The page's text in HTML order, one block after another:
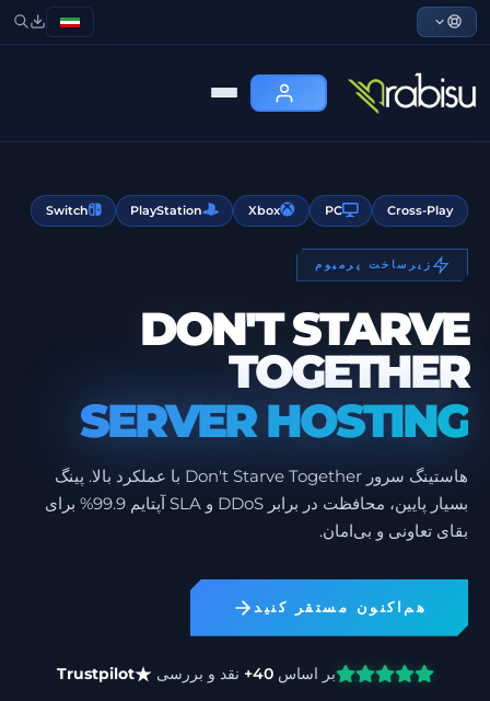
Cross-Play
PC
Xbox
PlayStation
Switch
زیرساخت پرمیوم
DON'T STARVE
TOGETHER
SERVER HOSTING
هاستینگ سرور Don't Starve Together با عملکرد بالا. پینگ
بسیار پایین، محافظت در برابر DDoS و SLA آپتایم 99.9% برای
بقای تعاونی و بی‌امان.
هم‌اکنون مستقر کنید
بر اساس40+ نقد و بررسی Trustpilot